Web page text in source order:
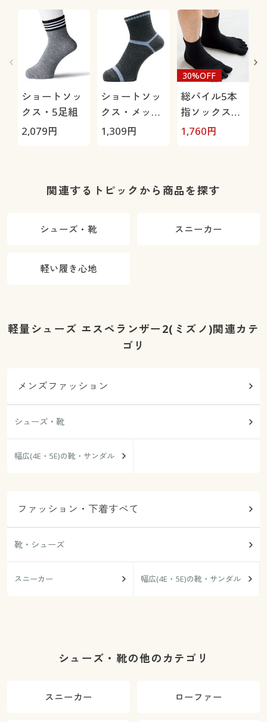
ショートソッ
クス・5足組
2,079円
ショートソッ
クス・メッシ
ュ3足組(吸汗
1,309円
総パイル5本
指ソックス・
2足組
30%OFF
1,760円
関連するトピックから商品を探す
シューズ・靴 スニーカー
軽い履き心地
軽量シューズ エスペランザー2(ミズノ)関連カテ
ゴリ
メンズファッション
シューズ・靴
幅広(4E・5E)の靴・サンダル
ファッション・下着すべて
靴・シューズ
スニーカー 幅広(4E・5E)の靴・サンダル
シューズ・靴の他のカテゴリ
スニーカー ローファー